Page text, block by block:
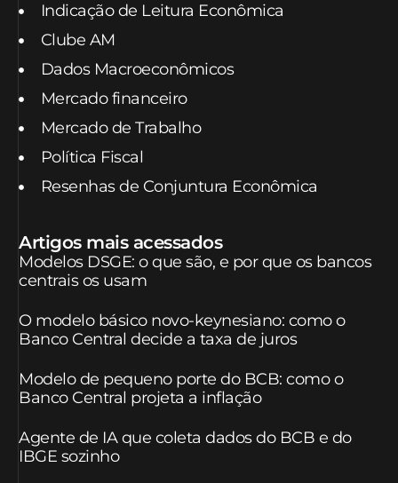
Indicação de Leitura Econômica
Clube AM
Dados Macroeconômicos
Mercado financeiro
Mercado de Trabalho
Política Fiscal
Resenhas de Conjuntura Econômica
Artigos mais acessados
Modelos DSGE: o que são, e por que os bancos
centrais os usam
O modelo básico novo-keynesiano: como o
Banco Central decide a taxa de juros
Modelo de pequeno porte do BCB: como o
Banco Central projeta a inflação
Agente de IA que coleta dados do BCB e do
IBGE sozinho